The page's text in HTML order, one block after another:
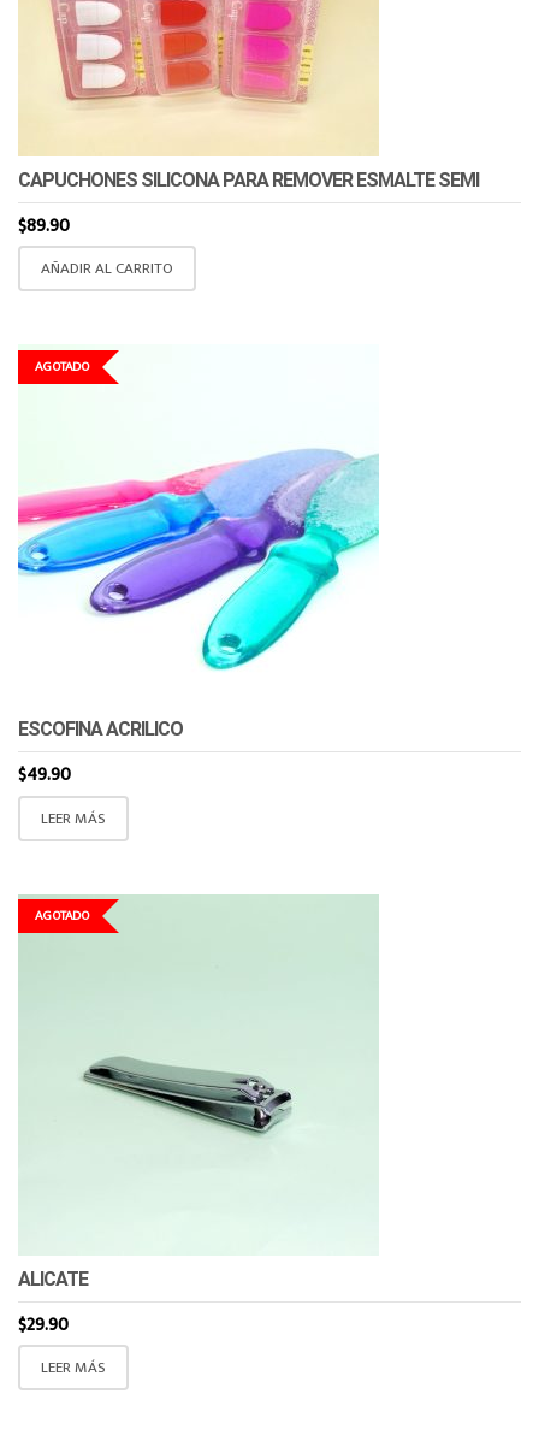
CAPUCHONES SILICONA PARA REMOVER ESMALTE SEMI
$89.90
AÑADIR AL CARRITO
AGOTADO
ESCOFINA ACRILICO
$49.90
LEER MÁS
AGOTADO
ALICATE
$29.90
LEER MÁS